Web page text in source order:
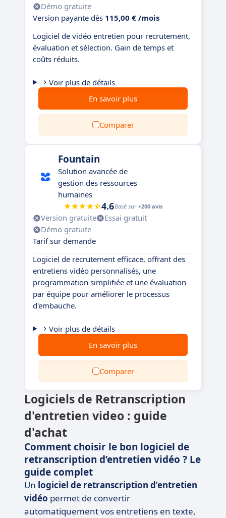
Démo gratuite
Version payante dès 115,00 € /mois
Logiciel de vidéo entretien pour recrutement,
évaluation et sélection. Gain de temps et
coûts réduits.
Voir plus de détails
En savoir plus
Comparer
Fountain
Solution avancée de
gestion des ressources
humaines
4.6Basé sur +200 avis
Version gratuite
Essai gratuit
Démo gratuite
Tarif sur demande
Logiciel de recrutement efficace, offrant des
entretiens vidéo personnalisés, une
programmation simplifiée et une évaluation
par équipe pour améliorer le processus
d'embauche.
Voir plus de détails
En savoir plus
Comparer
Logiciels de Retranscription
d'entretien video : guide
d'achat
Comment choisir le bon logiciel de
retranscription d’entretien vidéo ? Le
guide complet
Un logiciel de retranscription d’entretien
vidéo permet de convertir
automatiquement vos entretiens en texte,